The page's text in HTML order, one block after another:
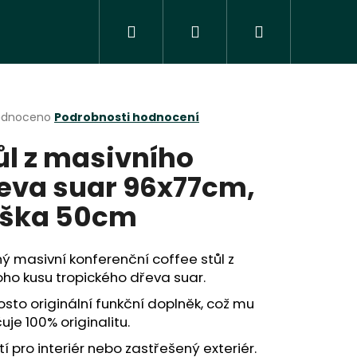
Hledat PřihlášeníNákupní
Podrobnosti hodnocení
z masivního
suar 96x77cm,
50cm
masivní konferenční coffee stůl z
kusu tropického dřeva suar.
originální funkční doplněk, což mu
100% originalitu.
pro interiér nebo zastřešený exteriér.
Následující